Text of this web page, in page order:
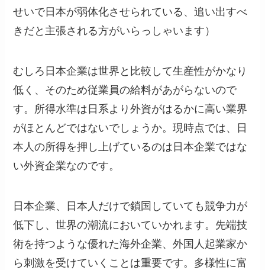
せいで日本が弱体化させられている、追い出すべ
きだと主張される方がいらっしゃいます）
むしろ日本企業は世界と比較して生産性がかなり
低く、そのため従業員の給料があがらないので
す。所得水準は日系より外資がはるかに高い業界
がほとんどではないでしょうか。現時点では、日
本人の所得を押し上げているのは日本企業ではな
い外資企業なのです。
日本企業、日本人だけで鎖国していても競争力が
低下し、世界の潮流においていかれます。先端技
術を持つような優れた海外企業、外国人起業家か
ら刺激を受けていくことは重要です。多様性に富